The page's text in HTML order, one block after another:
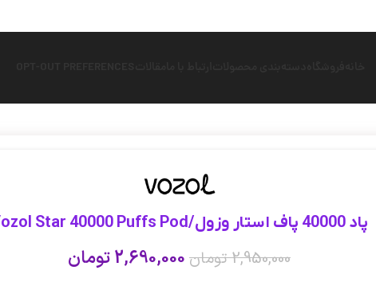
پاد 40000 پاف استار وزول/Vozol Star 40000 Puffs Pod
2,950,000 تومان 2,690,000تومان